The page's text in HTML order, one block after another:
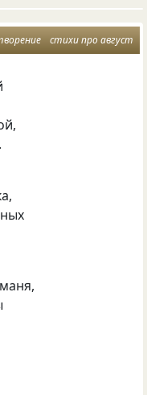
стихи про август